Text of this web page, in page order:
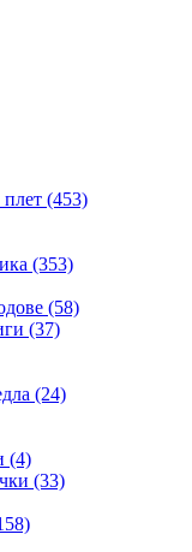
(453)
(353)
(58)
(37)
(24)
(4)
(33)